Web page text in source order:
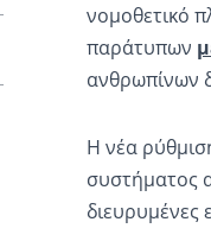
νομοθετικό
παράτυπων
ανθρωπίνων
Η νέα
συστήματος
διευρυμένες